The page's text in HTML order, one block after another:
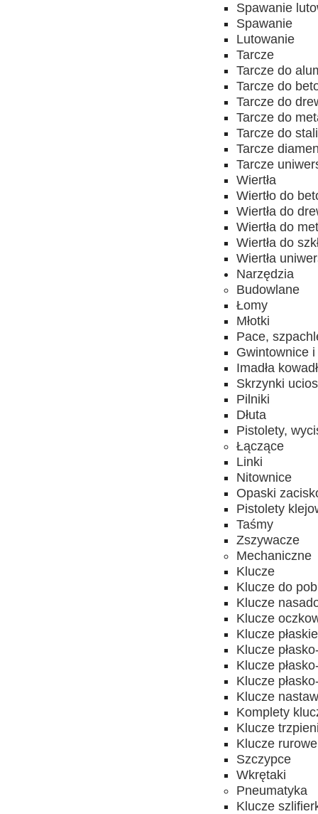
Spawanie
Spawanie
Lutowanie
Tarcze
Tarcze do
Tarcze do
Tarcze do
Tarcze do
Tarcze do
Tarcze
Tarcze
Wiertła
Wiertło do
Wiertła do
Wiertła do
Wiertła do
Wiertła
Narzędzia
Budowlane
Łomy
Młotki
Pace,
Gwintownice
Imadła
Skrzynki
Pilniki
Dłuta
Pistolety,
Łączące
Linki
Nitownice
Opaski
Pistolety
Taśmy
Zszywacze
Mechaniczne
Klucze
Klucze do
Klucze
Klucze
Klucze
Klucze
Klucze
Klucze
Klucze
Komplety
Klucze
Klucze rurowe
Szczypce
Wkrętaki
Pneumatyka
Klucze